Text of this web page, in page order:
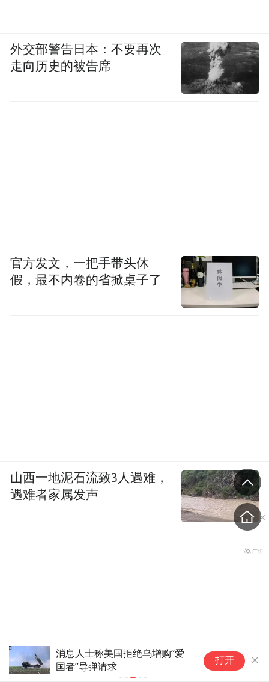
消息人士称美国拒绝乌增购“爱
国者”导弹请求
打开
外交部警告日本：不要再次
走向历史的被告席
官方发文，一把手带头休
假，最不内卷的省掀桌子了
山西一地泥石流致3人遇难，
遇难者家属发声